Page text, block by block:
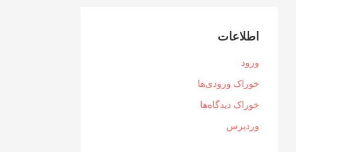
اطلاعات
ورود
خوراک ورودی‌ها
خوراک دیدگاه‌ها
وردپرس